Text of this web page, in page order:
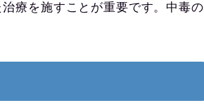
療を施すことが重要です。中毒の